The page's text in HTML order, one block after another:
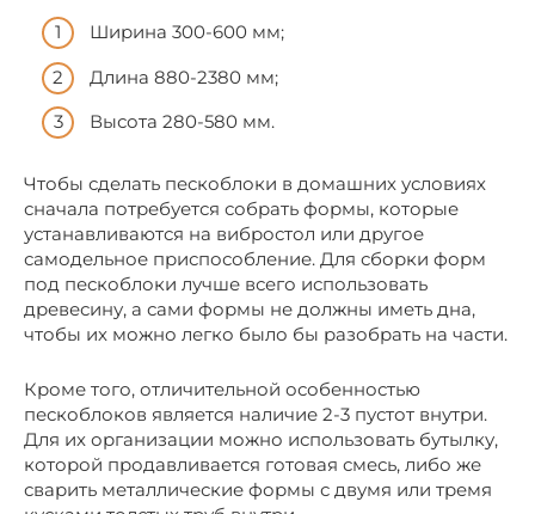
Ширина 300-600 мм;
Длина 880-2380 мм;
Высота 280-580 мм.
Чтобы сделать пескоблоки в домашних условиях
сначала потребуется собрать формы, которые
устанавливаются на вибростол или другое
самодельное приспособление. Для сборки форм
под пескоблоки лучше всего использовать
древесину, а сами формы не должны иметь дна,
чтобы их можно легко было бы разобрать на части.
Кроме того, отличительной особенностью
пескоблоков является наличие 2-3 пустот внутри.
Для их организации можно использовать бутылку,
которой продавливается готовая смесь, либо же
сварить металлические формы с двумя или тремя